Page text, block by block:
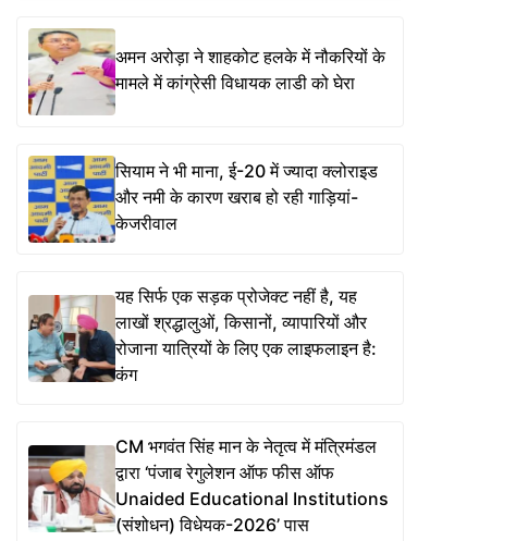
अमन अरोड़ा ने शाहकोट हलके में नौकरियों के
मामले में कांग्रेसी विधायक लाडी को घेरा
सियाम ने भी माना, ई-20 में ज्यादा क्लोराइड
और नमी के कारण खराब हो रही गाड़ियां-
केजरीवाल
यह सिर्फ एक सड़क प्रोजेक्ट नहीं है, यह
लाखों श्रद्धालुओं, किसानों, व्यापारियों और
रोजाना यात्रियों के लिए एक लाइफलाइन है:
कंग
CM भगवंत सिंह मान के नेतृत्व में मंत्रिमंडल
द्वारा ‘पंजाब रेगुलेशन ऑफ फीस ऑफ
Unaided Educational Institutions
(संशोधन) विधेयक-2026’ पास